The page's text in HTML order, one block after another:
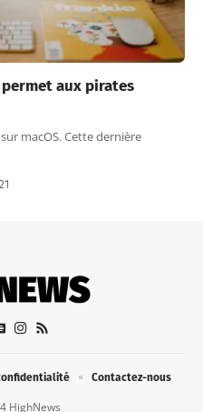
aux pirates
macOS. Cette dernière
HighNews
Contactez-nous